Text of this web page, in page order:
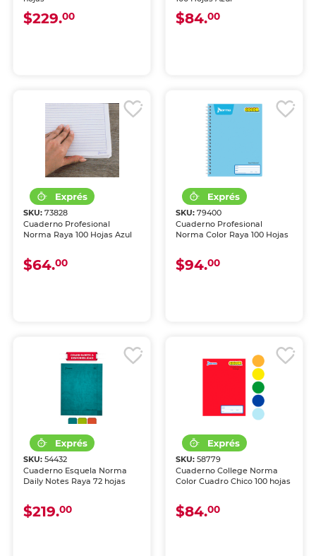
$229.00 $84.00
SKU:73828
Cuaderno Profesional
Norma Raya 100 Hojas Azul
$64.00
SKU: 79400
Cuaderno Profesional
Norma Color Raya 100 Hojas
$94.00
SKU:54432
Cuaderno Esquela Norma
Daily Notes Raya 72 hojas
$219.00
SKU: 58779
Cuaderno College Norma
Color Cuadro Chico 100 hojas
$84.00